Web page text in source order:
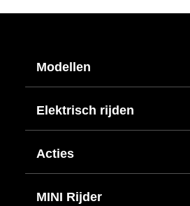
Modellen
Elektrisch rijden
Acties
MINI Rijder